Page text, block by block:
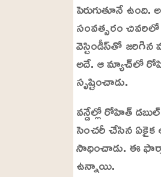
పెరుగుతూనే
సంవత్సరం
వెస్టిండీస్‌తో జరిగిన
అదే. ఆ మ్యాచ్‌లో రోహిత్
సృష్టించాడు.
వన్డేల్లో రోహిత్
సెంచరీ చేసిన ఏకైక
సాధించాడు. ఈ
ఉన్నాయి.